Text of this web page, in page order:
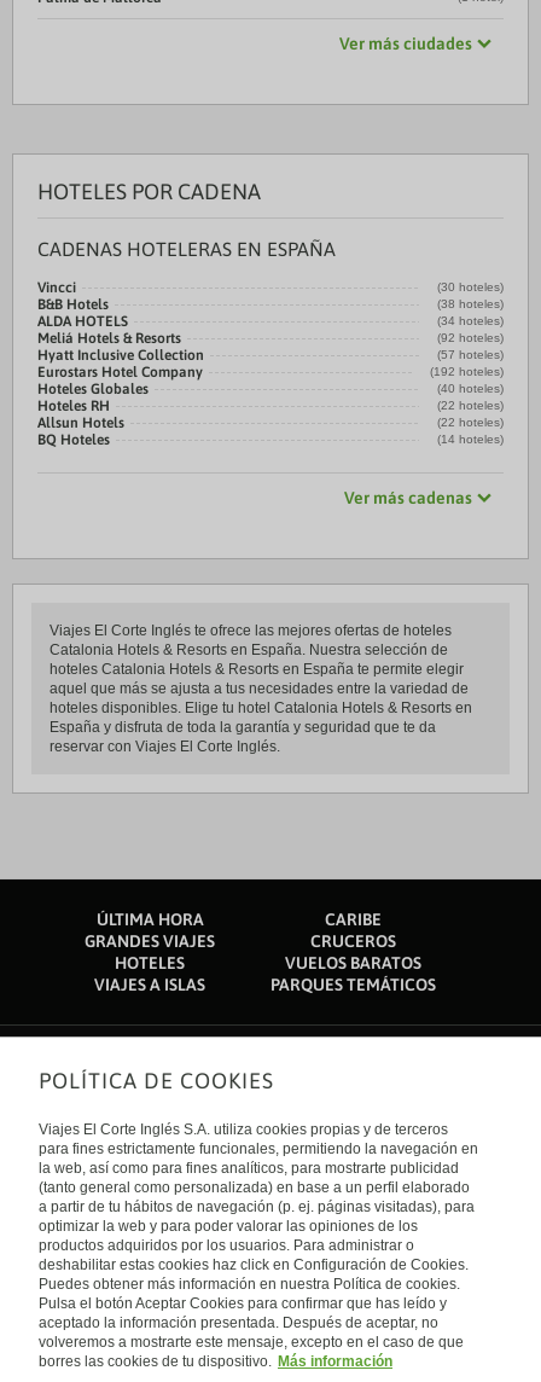
Ver más ciudades
HOTELES POR CADENA
CADENAS HOTELERAS EN ESPAÑA
Vincci (30 hoteles)
B&B Hotels (38 hoteles)
ALDA HOTELS (34 hoteles)
Meliá Hotels & Resorts (92 hoteles)
Hyatt Inclusive Collection (57 hoteles)
Eurostars Hotel Company (192 hoteles)
Hoteles Globales (40 hoteles)
Hoteles RH (22 hoteles)
Allsun Hotels (22 hoteles)
BQ Hoteles (14 hoteles)
Ver más cadenas
Viajes El Corte Inglés te ofrece las mejores ofertas de hoteles
Catalonia Hotels & Resorts en España. Nuestra selección de
hoteles Catalonia Hotels & Resorts en España te permite elegir
aquel que más se ajusta a tus necesidades entre la variedad de
hoteles disponibles. Elige tu hotel Catalonia Hotels & Resorts en
España y disfruta de toda la garantía y seguridad que te da
reservar con Viajes El Corte Inglés.
ÚLTIMA HORA
CARIBE
GRANDES VIAJES
CRUCEROS
HOTELES
VUELOS BARATOS
VIAJES A ISLAS
PARQUES TEMÁTICOS
Sobre nosotros
Quiénes somos
Financiación
Sostenibilidad
Turismo accesible
Tarjeta El Corte Inglés
Trabaja con nosotros
El Corte Inglés
Canal Ético
Enlaces de interés
Guías de viaje
Catálogos
Auto check-in
Condiciones Generales
Política de privacidad
Política de cookies
Accesibilidad
Empresas/ Grupos
Internacional
España
Visita nuestro blog
Blog de Viajes el Corte inglés
POLÍTICA DE COOKIES
Viajes El Corte Inglés S.A. utiliza cookies propias y de terceros
para fines estrictamente funcionales, permitiendo la navegación en
la web, así como para fines analíticos, para mostrarte publicidad
(tanto general como personalizada) en base a un perfil elaborado
a partir de tu hábitos de navegación (p. ej. páginas visitadas), para
optimizar la web y para poder valorar las opiniones de los
productos adquiridos por los usuarios. Para administrar o
deshabilitar estas cookies haz click en Configuración de Cookies.
Puedes obtener más información en nuestra Política de cookies.
Pulsa el botón Aceptar Cookies para confirmar que has leído y
aceptado la información presentada. Después de aceptar, no
volveremos a mostrarte este mensaje, excepto en el caso de que
borres las cookies de tu dispositivo. Más información